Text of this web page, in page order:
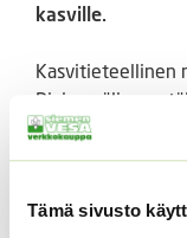
Tämä sivusto
kasville.
Kasvitieteellinen
Rivien välinen
kylvösyvyys: 1-2
kylvöaika: huhti-
F1: Kyllä